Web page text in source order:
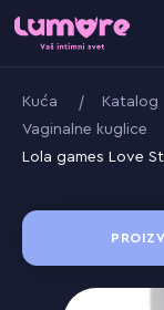
Kuća Katalog
Vaginalne kuglice
Lola games Love